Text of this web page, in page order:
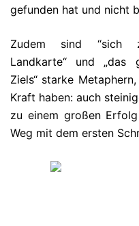
gefunden hat und nicht
Zudem sind “sich
Landkarte“ und „das
Ziels“ starke
Kraft haben: auch
zu einem großen
Weg mit dem ersten